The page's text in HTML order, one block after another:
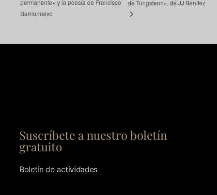
permanente» y la poesía de Francisco
Barrionuevo
de Tungsteno», de JJ Benítez
Suscríbete a nuestro boletín
gratuito
Boletín de actividades